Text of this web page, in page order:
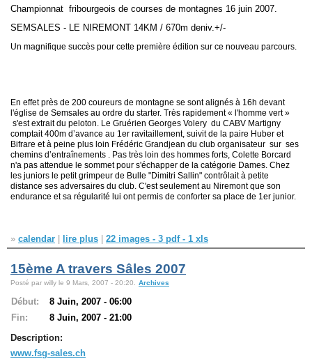
Championnat fribourgeois de courses de montagnes 16 juin 2007.
SEMSALES - LE NIREMONT 14KM / 670m deniv.+/-
Un magnifique succès pour cette première édition sur ce nouveau parcours.
En effet près de 200 coureurs de montagne se sont alignés à 16h devant
l'église de Semsales au ordre du starter. Très rapidement « l'homme vert »
s'est extrait du peloton. Le Gruérien Georges Volery du CABV Martigny
comptait 400m d’avance au 1er ravitaillement, suivit de la paire Huber et
Bifrare et à peine plus loin Frédéric Grandjean du club organisateur sur ses
chemins d’entraînements . Pas très loin des hommes forts, Colette Borcard
n'a pas attendue le sommet pour s'échapper de la catégorie Dames. Chez
les juniors le petit grimpeur de Bulle "Dimitri Sallin" contrôlait à petite
distance ses adversaires du club. C'est seulement au Niremont que son
endurance et sa régularité lui ont permis de conforter sa place de 1er junior.
» calendar lire plus 22 images - 3 pdf - 1 xls
15ème A travers Sâles 2007
Posté par willy le 9 Mars, 2007 - 20:20. Archives
Début:
8 Juin, 2007 - 06:00
Fin:
8 Juin, 2007 - 21:00
Description:
www.fsg-sales.ch